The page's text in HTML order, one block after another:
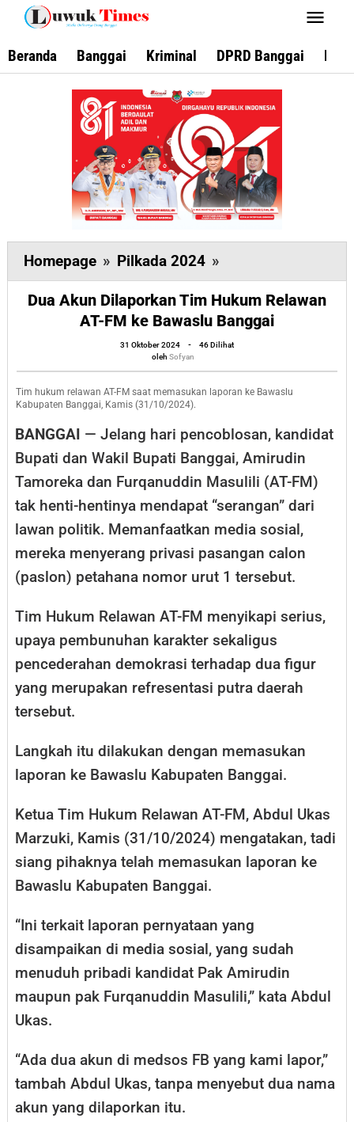
Lewati
konten
Beranda Banggai Kriminal DPRD Banggai
Homepage » Pilkada 2024 »
Akun
Dilaporkan
Tim
Hukum
Relawan
AT-
ke
Bawaslu
Banggai
Dua Akun Dilaporkan Tim Hukum Relawan
AT-FM ke Bawaslu Banggai
31 Oktober 2024
oleh
Sofyan
-
46 Dilihat
oleh Sofyan
Tim hukum relawan AT-FM saat memasukan laporan ke Bawaslu
Kabupaten Banggai, Kamis (31/10/2024).
BANGGAI — Jelang hari pencoblosan, kandidat
Bupati dan Wakil Bupati Banggai, Amirudin
Tamoreka dan Furqanuddin Masulili (AT-FM)
tak henti-hentinya mendapat “serangan” dari
lawan politik. Memanfaatkan media sosial,
mereka menyerang privasi pasangan calon
(paslon) petahana nomor urut 1 tersebut.
Tim Hukum Relawan AT-FM menyikapi serius,
upaya pembunuhan karakter sekaligus
pencederahan demokrasi terhadap dua figur
yang merupakan refresentasi putra daerah
tersebut.
Langkah itu dilakukan dengan memasukan
laporan ke Bawaslu Kabupaten Banggai.
Ketua Tim Hukum Relawan AT-FM, Abdul Ukas
Marzuki, Kamis (31/10/2024) mengatakan, tadi
siang pihaknya telah memasukan laporan ke
Bawaslu Kabupaten Banggai.
“Ini terkait laporan pernyataan yang
disampaikan di media sosial, yang sudah
menuduh pribadi kandidat Pak Amirudin
maupun pak Furqanuddin Masulili,” kata Abdul
Ukas.
“Ada dua akun di medsos FB yang kami lapor,”
tambah Abdul Ukas, tanpa menyebut dua nama
akun yang dilaporkan itu.